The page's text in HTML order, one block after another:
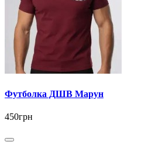
Футболка ДШВ Марун
450грн